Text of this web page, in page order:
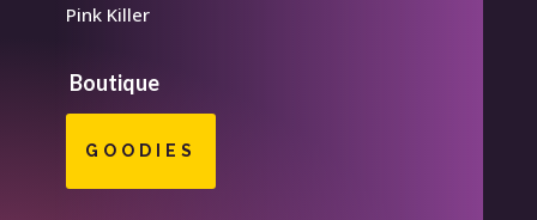
Pink Killer
Boutique
GOODIES